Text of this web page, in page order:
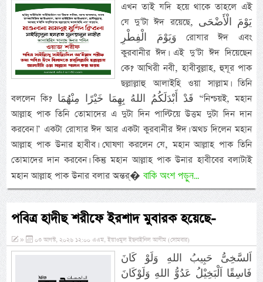
এখন তাই যদি হয়ে থাকে তাহলে এই
যে দু’টা ঈদ রয়েছে, يَوْمَ الْأَضْحَى
وَيَوْمَ الْفِطْرِ রোযার ঈদ এবং
কুরবানীর ঈদ। এই দু’টা ঈদ দিয়েছেন
কে? আখিরী নবী, হাবীবুল্লাহ, হুযূর পাক
ছল্লাল্লাহু আলাইহি ওয়া সাল্লাম। তিনি
বললেন কি? قَدْ أَبْدَلَكُمُ اللهُ بِهِمَا خَيْرًا مِنْهُمَا “নিশ্চয়ই, মহান
আল্লাহ পাক তিনি তোমাদের এ দুটা দিন পাল্টিয়ে উত্তম দুটা দিন দান
করবেন।” একটা রোযার ঈদ আর একটা কুরবানীর ঈদ। অথচ দিলেন মহান
আল্লাহ পাক উনার হাবীব। ঘোষণা করলেন যে, মহান আল্লাহ পাক তিনি
তোমাদের দান করবেন। কিন্তু মহান আল্লাহ পাক উনার হাবীবের বলাটাই
মহান আল্লাহ পাক উনার বলার অন্তর্�বাকি অংশ পড়ুন...
পবিত্র হাদীছ শরীফে ইরশাদ মুবারক হয়েছে-
» ০৩ আগস্ট, ২০২৬ ১২:০০ এএম, ইয়াওমুল ইছনাইনিল আযীম (সোমবার)
اَلسَّخِىُّ حَبِيبُ اللهِ وَلَوْ كَانَ
فَاسِقًا اَلْبَخِيْلُ عَدُوُّ اللهِ وَلَوْكَانَ